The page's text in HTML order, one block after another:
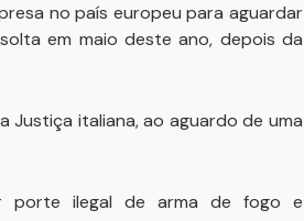
no país europeu para aguardar
em maio deste ano, depois da
Justiça italiana, ao aguardo de uma
porte ilegal de arma de fogo e